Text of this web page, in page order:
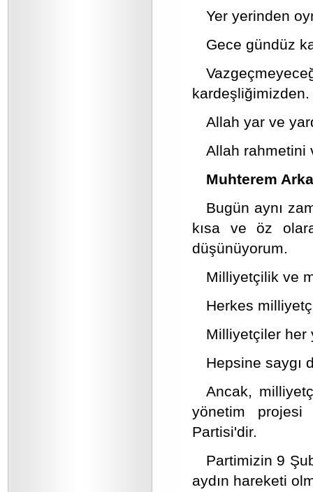
Yer yerinden
Gece gündüz
kardeşliğimizden.
Allah yar ve
Allah rahmetini
Muhterem
Bugün aynı
kısa ve öz
düşünüyorum.
Milliyetçilik ve
Herkes
Milliyetçiler her
Hepsine saygı
Ancak,
yönetim
Partisi'dir.
Partimizin 9
aydın hareketi